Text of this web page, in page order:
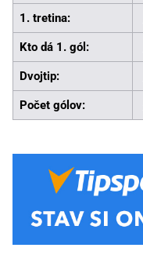
1. tretina:
Kto dá 1. gól:
Dvojtip:
Počet gólov: